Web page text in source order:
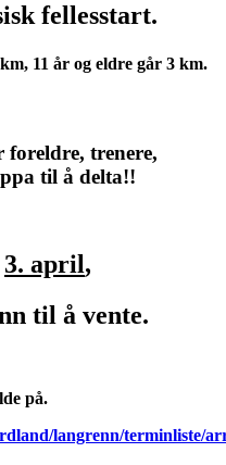
fellesstart.
11 år og eldre går 3 km.
trenere,
til å delta!!
3. april ,
til å vente.
på.
langrenn/terminliste/